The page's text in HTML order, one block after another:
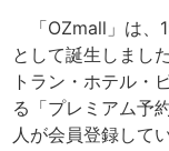
「OZmall」は、
として誕生しまし
トラン・ホテル・
る「プレミアム予
人が会員登録して